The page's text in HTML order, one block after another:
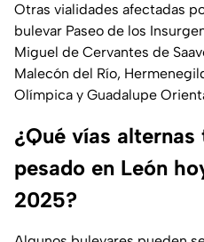
Otras vialidades afectadas
bulevar Paseo de los
Miguel de Cervantes de
Malecón del Río,
Olímpica y Guadalupe
¿Qué vías
pesado en León
2025?